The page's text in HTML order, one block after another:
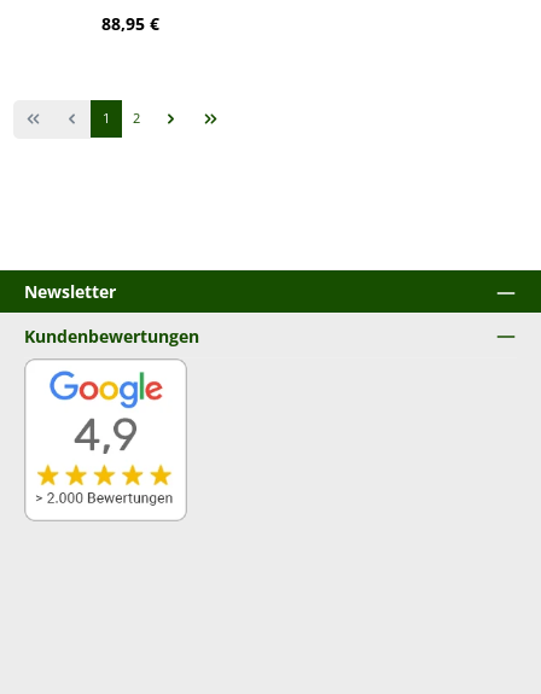
Regulärer Preis:
88,95 €
Seite
1 Seite
2
Newsletter
Kundenbewertungen